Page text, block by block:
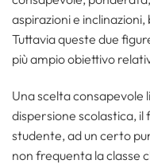
aspirazioni e
Tuttavia queste due
più ampio obiettivo
Una scelta consapevole
dispersione scolastica, il
studente, ad un certo
non frequenta la classe